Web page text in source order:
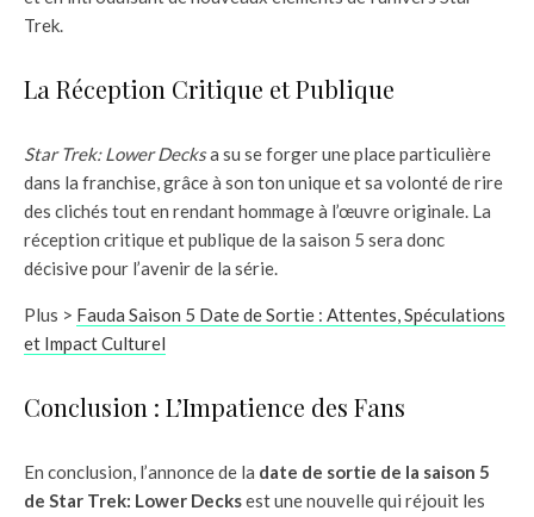
Trek.
La Réception Critique et Publique
Star Trek: Lower Decksa su se forger une place particulière
dans la franchise, grâce à son ton unique et sa volonté de rire
des clichés tout en rendant hommage à l’œuvre originale. La
réception critique et publique de la saison 5 sera donc
décisive pour l’avenir de la série.
Plus > Fauda Saison 5 Date de Sortie : Attentes, Spéculations
et Impact Culturel
Conclusion : L’Impatience des Fans
En conclusion, l’annonce de la date de sortie de la saison 5
de Star Trek: Lower Decksest une nouvelle qui réjouit les